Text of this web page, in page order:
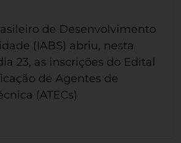
de Desenvolvimento
(IABS) abriu, nesta
23, as inscrições do Edital
de Agentes de
(ATECs)